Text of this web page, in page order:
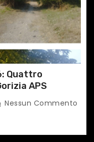
Quattro
APS
Nessun Commento